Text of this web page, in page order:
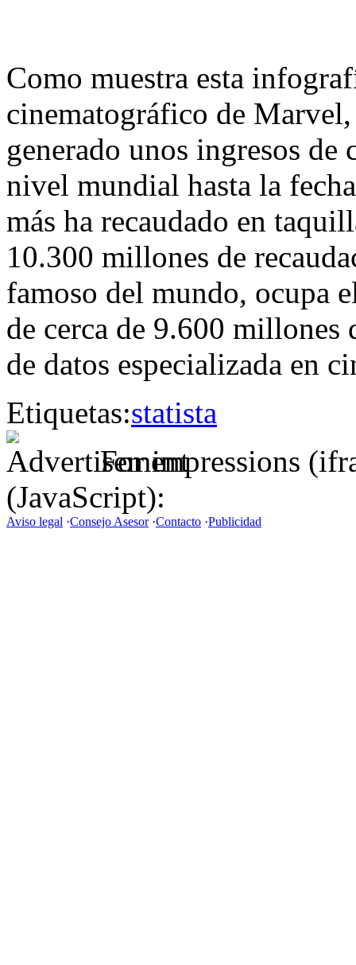
Como muestra esta
cinematográfico de
generado unos ingresos
nivel mundial hasta la
más ha recaudado en
10.300 millones de
famoso del mundo, ocupa
de cerca de 9.600 millones
de datos especializada en
Etiquetas:statista
For impressions
(JavaScript):
Aviso legal ·Consejo Asesor·Contacto ·Publicidad